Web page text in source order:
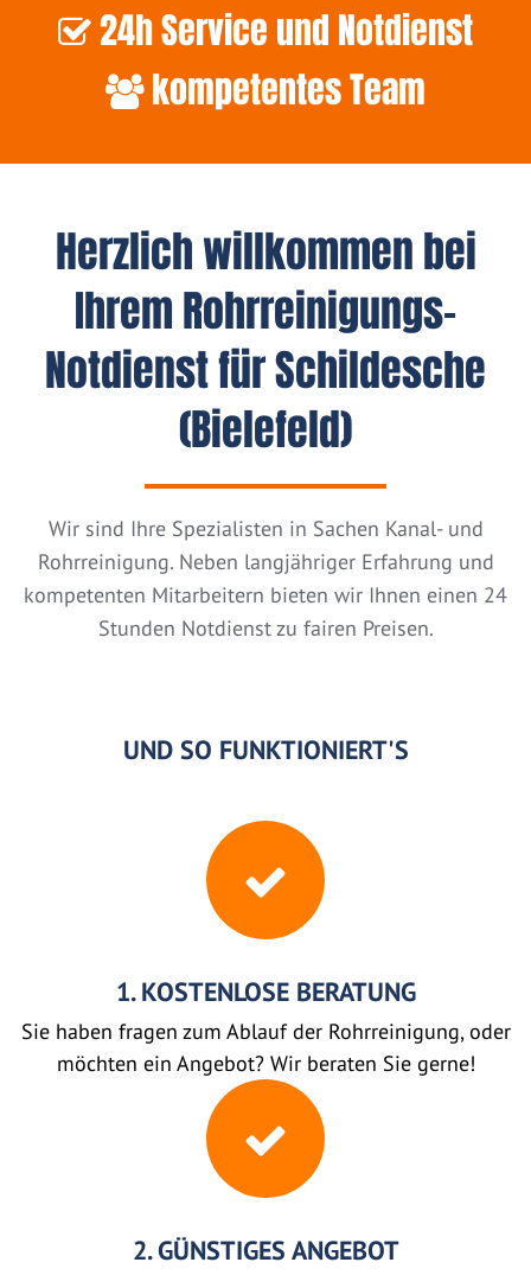
24h Service und Notdienst
kompetentes Team
Herzlich willkommen bei
Ihrem Rohrreinigungs-
Notdienst für Schildesche
(Bielefeld)
Wir sind Ihre Spezialisten in Sachen Kanal- und
Rohrreinigung. Neben langjähriger Erfahrung und
kompetenten Mitarbeitern bieten wir Ihnen einen 24
Stunden Notdienst zu fairen Preisen.
UND SO FUNKTIONIERT'S
1. KOSTENLOSE BERATUNG
Sie haben fragen zum Ablauf der Rohrreinigung, oder
möchten ein Angebot? Wir beraten Sie gerne!
2. GÜNSTIGES ANGEBOT